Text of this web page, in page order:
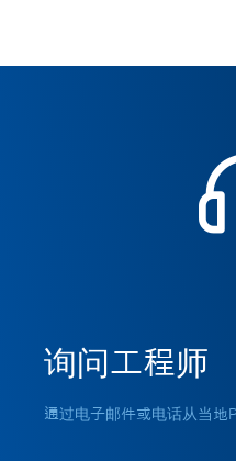
询问工程师
通过电子邮件或电话从当地